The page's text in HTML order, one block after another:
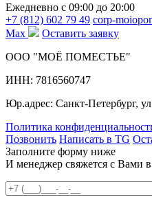
Ежедневно c 09:00 до 20:00
+7 (812) 602 79 49 corp-
Max
Оставить заявку
ООО "МОЁ ПОМЕСТЬЕ"
ИНН: 7816560747
Юр.адрес: Санкт-Петербург,
Политика
Позвонить Написать в TG
Заполните форму ниже
И менеджер свяжется с Вами